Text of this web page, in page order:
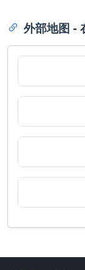
外部地图 -